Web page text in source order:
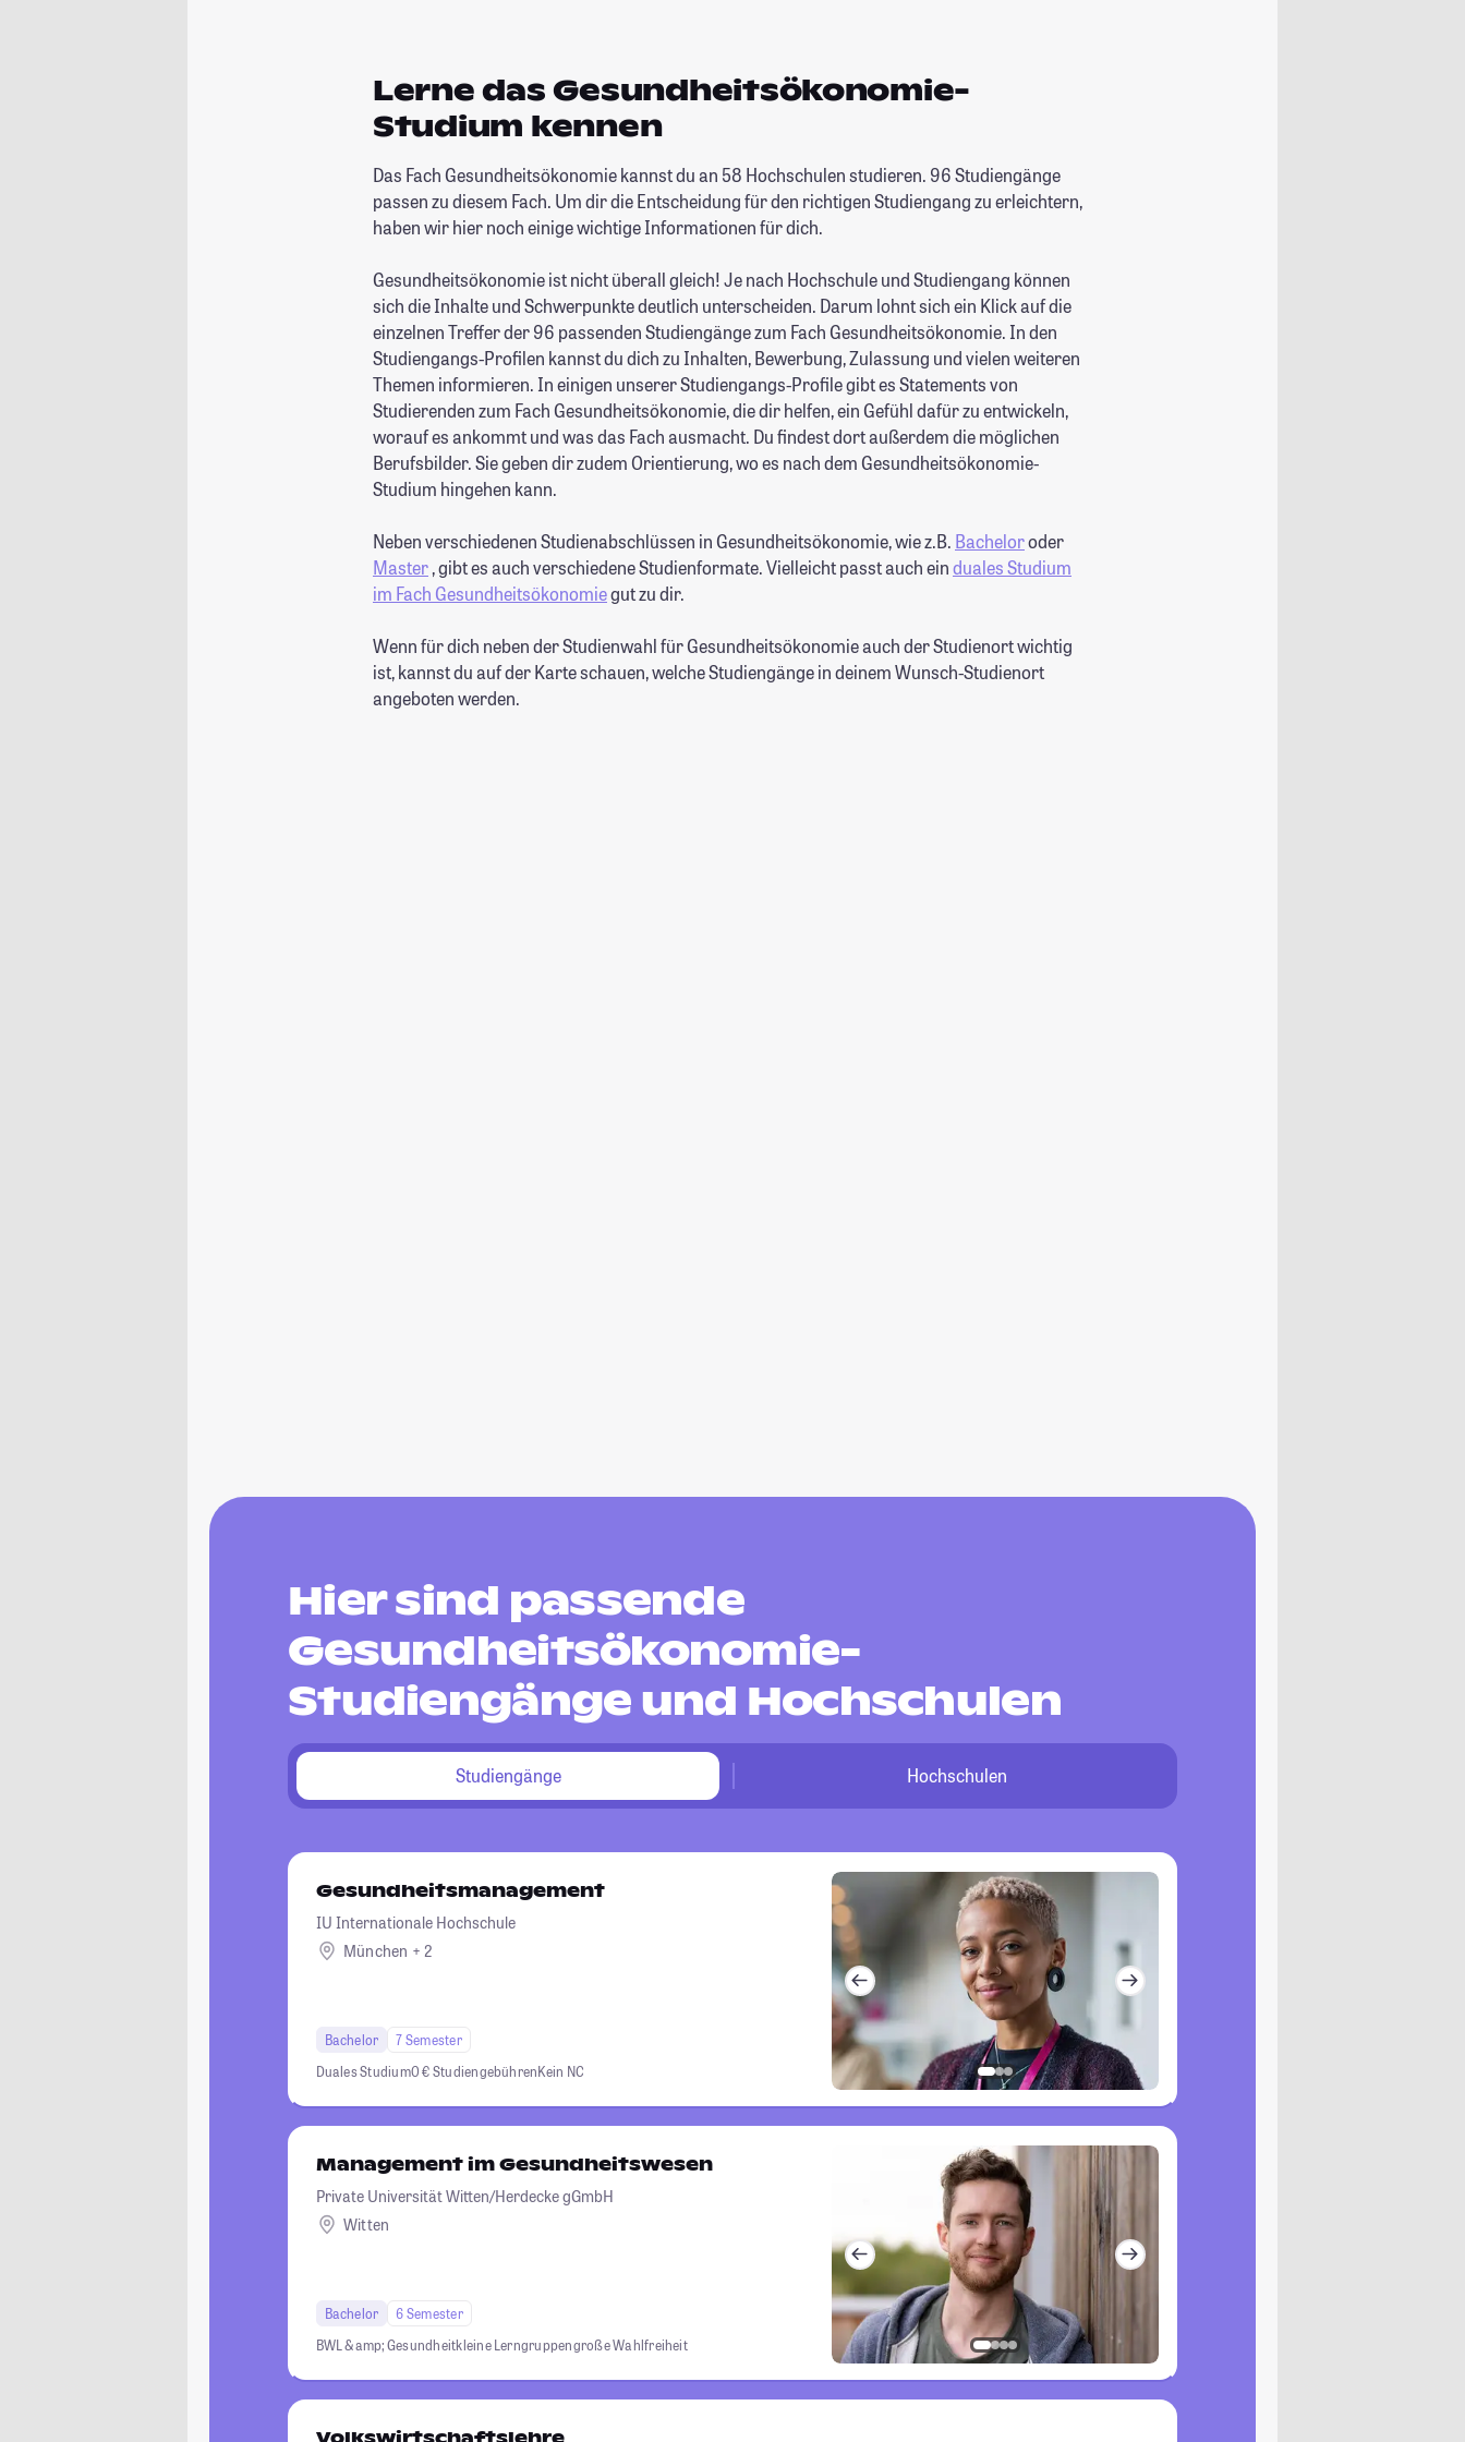
Lerne das Gesundheitsökonomie-
Studium kennen
Das Fach Gesundheitsökonomie kannst du an 58 Hochschulen studieren. 96 Studiengänge
passen zu diesem Fach. Um dir die Entscheidung für den richtigen Studiengang zu erleichtern,
haben wir hier noch einige wichtige Informationen für dich.
Gesundheitsökonomie ist nicht überall gleich! Je nach Hochschule und Studiengang können
sich die Inhalte und Schwerpunkte deutlich unterscheiden. Darum lohnt sich ein Klick auf die
einzelnen Treffer der 96 passenden Studiengänge zum Fach Gesundheitsökonomie. In den
Studiengangs-Profilen kannst du dich zu Inhalten, Bewerbung, Zulassung und vielen weiteren
Themen informieren. In einigen unserer Studiengangs-Profile gibt es Statements von
Studierenden zum Fach Gesundheitsökonomie, die dir helfen, ein Gefühl dafür zu entwickeln,
worauf es ankommt und was das Fach ausmacht. Du findest dort außerdem die möglichen
Berufsbilder. Sie geben dir zudem Orientierung, wo es nach dem Gesundheitsökonomie-
Studium hingehen kann.
Neben verschiedenen Studienabschlüssen in Gesundheitsökonomie, wie z.B. Bacheloroder
Master, gibt es auch verschiedene Studienformate. Vielleicht passt auch einduales Studium
im Fach Gesundheitsökonomiegut zu dir.
Wenn für dich neben der Studienwahl für Gesundheitsökonomie auch der Studienort wichtig
ist, kannst du auf der Karte schauen, welche Studiengänge in deinem Wunsch-Studienort
angeboten werden.
Hier sind passende
Gesundheitsökonomie-
Studiengänge und Hochschulen
Studiengänge Hochschulen
Gesundheitsmanagement
IU Internationale Hochschule
München + 2
Bachelor
7 Semester
Duales Studium0 € StudiengebührenKein NC
Management im Gesundheitswesen
Private Universität Witten/Herdecke gGmbH
Witten
Bachelor
6 Semester
BWL &amp; Gesundheitkleine Lerngruppengroße Wahlfreiheit